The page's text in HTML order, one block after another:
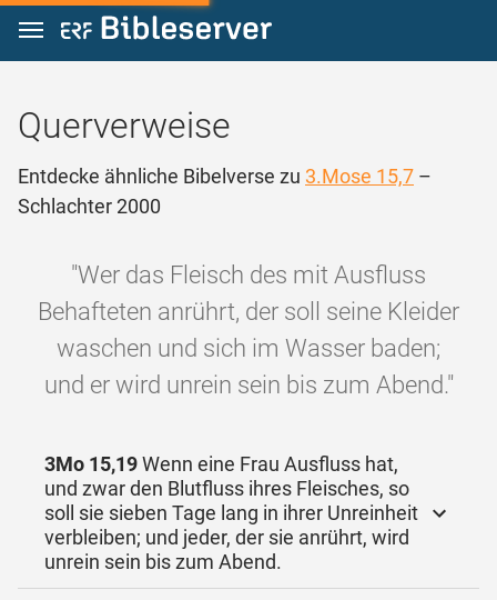
Zum Inhalt springen
Querverweise
Entdecke ähnliche Bibelverse zu 3.Mose 15,7 –
Schlachter 2000
"Wer das Fleisch des mit Ausfluss
Behafteten anrührt, der soll seine Kleider
waschen und sich im Wasser baden;
und er wird unrein sein bis zum Abend."
3Mo 15,19Wenn eine Frau Ausfluss hat,
und zwar den Blutfluss ihres Fleisches, so
soll sie sieben Tage lang in ihrer Unreinheit
verbleiben; und jeder, der sie anrührt, wird
unrein sein bis zum Abend.